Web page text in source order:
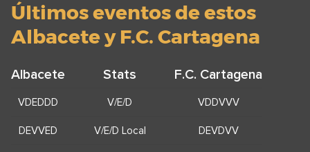
Últimos eventos de estos
Albacete y F.C. Cartagena
Albacete Stats F.C. Cartagena
VDEDDD V/E/D VDDVVV
DEVVED V/E/D Local DEVDVV